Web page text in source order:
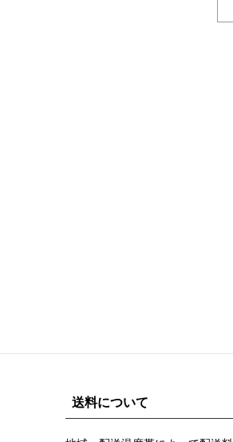
送料について